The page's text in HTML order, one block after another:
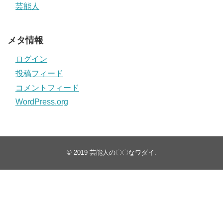
芸能人
メタ情報
ログイン
投稿フィード
コメントフィード
WordPress.org
© 2019 芸能人の〇〇なワダイ